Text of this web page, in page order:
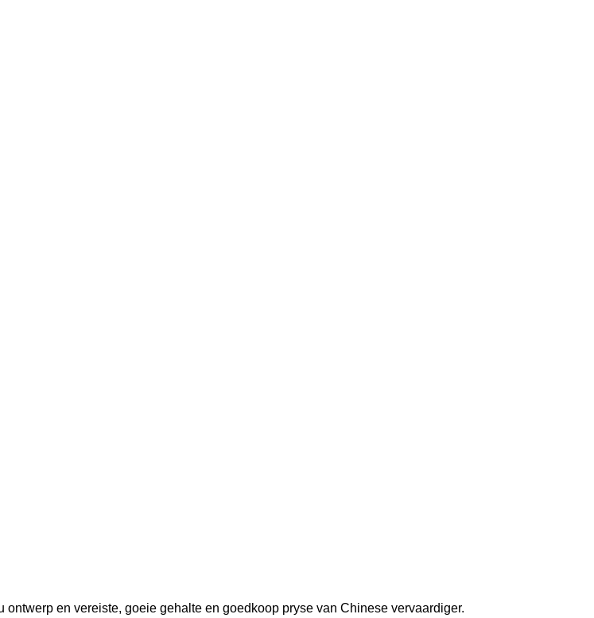
en vereiste, goeie gehalte en goedkoop pryse van Chinese vervaardiger.